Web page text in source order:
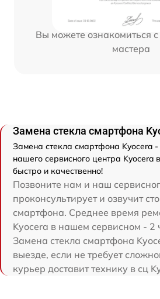
Вы можете ознакомиться
мастера
Замена стекла смартфона
Замена стекла смартфона Kyocera
нашего сервисного центра Kyocera
быстро и качественно!
Позвоните нам и наш
проконсультирует и озвучит
смартфона. Среднее время
Kyocera в нашем сервисном - 2
Замена стекла смартфона
выезде, если не требует
курьер доставит технику в сц